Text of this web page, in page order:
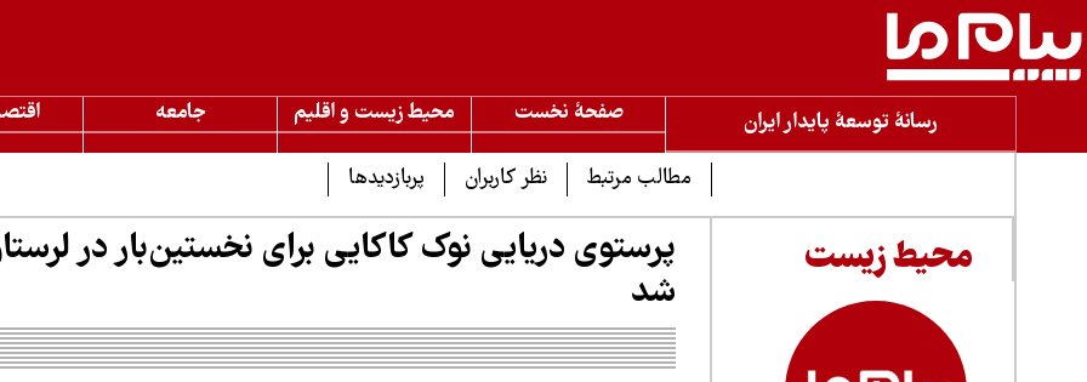
رسانۀ توسعۀ پایدار ایران صفحۀ نخست محیط زیست و اقلیم جامعه
مطالب مرتبط نظر کاربران پربازدیدها
محیط زیست
پرستوی دریایی نوک کاکایی برای نخستین‌بار در
شد